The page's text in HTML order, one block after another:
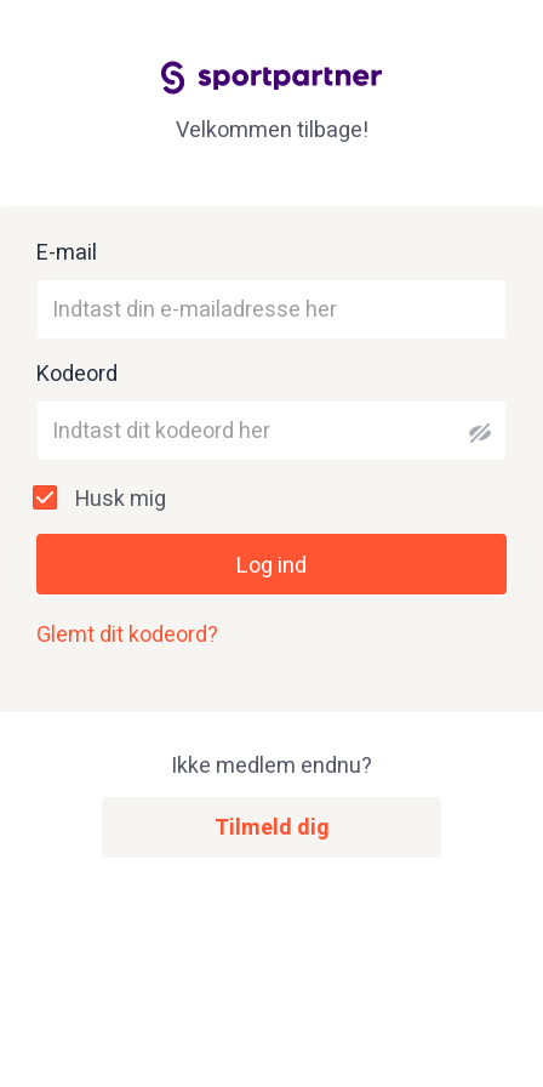
Velkommen tilbage!
E-mail
Kodeord
Husk mig
Log ind
Glemt dit kodeord?
Ikke medlem endnu?
Tilmeld dig